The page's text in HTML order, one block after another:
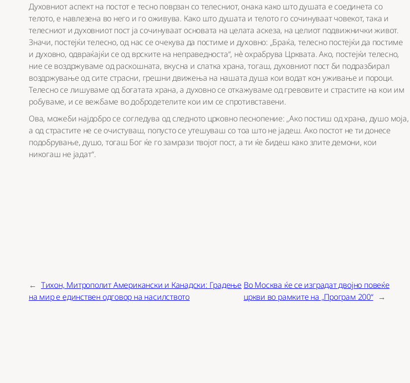
Духовниот аспект на постот е тесно поврзан со телесниот, онака како што душата е соединета со
телото, е навлезена во него и го оживува. Како што душата и телото го сочинуваат човекот, така и
телесниот и духовниот пост ја сочинуваат основата на целата аскеза, на целиот подвижнички живот.
Значи, постејќи телесно, од нас се очекува да постиме и духовно: „Браќа, телесно постејќи да постиме
и духовно, одвраќајќи се од врските на неправедноста“, нè охрабрува Црквата. Ако, постејќи телесно,
ние се воздржуваме од раскошната, вкусна и слатка храна, тогаш, духовниот пост би подразбирал
воздржување од сите страсни, грешни движења на нашата душа кои водат кон уживање и пороци.
Телесно се лишуваме од богатата храна, а духовно се откажуваме од гревовите и страстите на кои им
робуваме, и се вежбаме во добродетелите кои им се спротивставени.
Ова, можеби најдобро се согледува од следното црковно песнопение: „Ако постиш од храна, душо моја,
а од страстите не се очистуваш, попусто се утешуваш со тоа што не јадеш. Ако постот не ти донесе
подобрување, душо, тогаш Бог ќе го замрази твојот пост, а ти ќе бидеш како злите демони, кои
никогаш не јадат“.
← Тихон, Митрополит Американски и Канадски: Градење
на мир е единствен одговор на насилството
Во Москва ќе се изградат двојно повеќе
цркви во рамките на „Програм 200“ →